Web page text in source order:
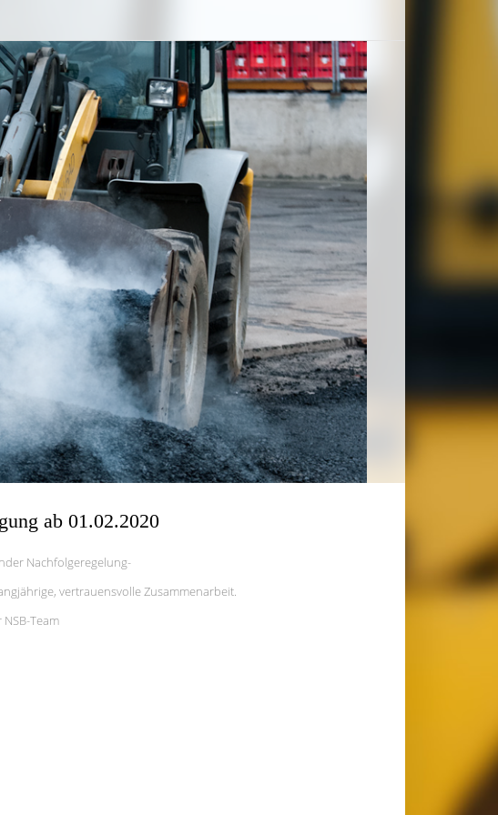
ab 01.02.2020
Nachfolgeregelung-
vertrauensvolle Zusammenarbeit.
NSB-Team